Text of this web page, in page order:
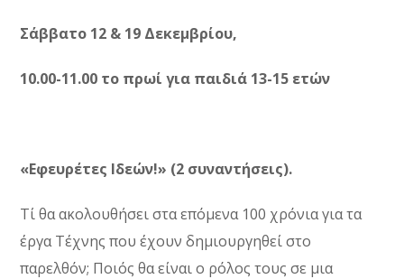
Σάββατο 12 & 19 Δεκεμβρίου,
10.00-11.00 το πρωίγια παιδιά 13-15 ετών
«Εφευρέτες Ιδεών!» (2 συναντήσεις).
Τί θα ακολουθήσει στα επόμενα 100 χρόνια για τα
έργα Τέχνης που έχουν δημιουργηθεί στο
παρελθόν; Ποιός θα είναι ο ρόλος τους σε μια